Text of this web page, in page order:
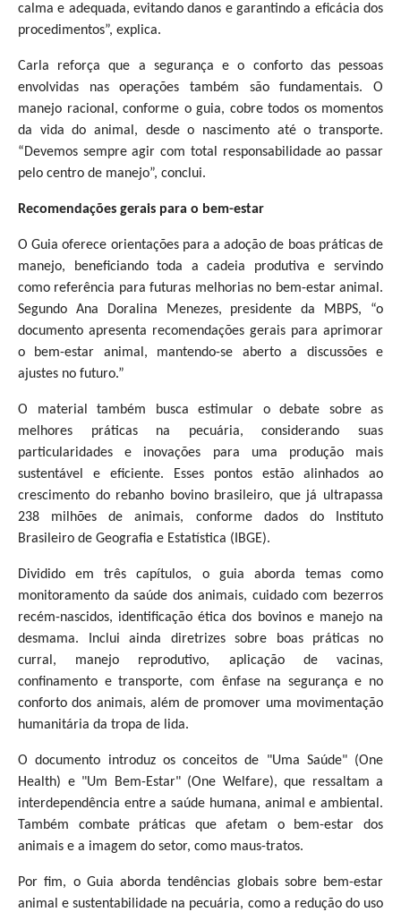
calma e adequada, evitando danos e garantindo a eficácia dos
procedimentos”, explica.
Carla reforça que a segurança e o conforto das pessoas
envolvidas nas operações também são fundamentais. O
manejo racional, conforme o guia, cobre todos os momentos
da vida do animal, desde o nascimento até o transporte.
“Devemos sempre agir com total responsabilidade ao passar
pelo centro de manejo”, conclui.
Recomendações gerais para o bem-estar
O Guia oferece orientações para a adoção de boas práticas de
manejo, beneficiando toda a cadeia produtiva e servindo
como referência para futuras melhorias no bem-estar animal.
Segundo Ana Doralina Menezes, presidente da MBPS, “o
documento apresenta recomendações gerais para aprimorar
o bem-estar animal, mantendo-se aberto a discussões e
ajustes no futuro.”
O material também busca estimular o debate sobre as
melhores práticas na pecuária, considerando suas
particularidades e inovações para uma produção mais
sustentável e eficiente. Esses pontos estão alinhados ao
crescimento do rebanho bovino brasileiro, que já ultrapassa
238 milhões de animais, conforme dados do Instituto
Brasileiro de Geografia e Estatística (IBGE).
Dividido em três capítulos, o guia aborda temas como
monitoramento da saúde dos animais, cuidado com bezerros
recém-nascidos, identificação ética dos bovinos e manejo na
desmama. Inclui ainda diretrizes sobre boas práticas no
curral, manejo reprodutivo, aplicação de vacinas,
confinamento e transporte, com ênfase na segurança e no
conforto dos animais, além de promover uma movimentação
humanitária da tropa de lida.
O documento introduz os conceitos de "Uma Saúde" (One
Health) e "Um Bem-Estar" (One Welfare), que ressaltam a
interdependência entre a saúde humana, animal e ambiental.
Também combate práticas que afetam o bem-estar dos
animais e a imagem do setor, como maus-tratos.
Por fim, o Guia aborda tendências globais sobre bem-estar
animal e sustentabilidade na pecuária, como a redução do uso